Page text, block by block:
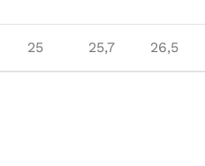
25 25,7 26,5